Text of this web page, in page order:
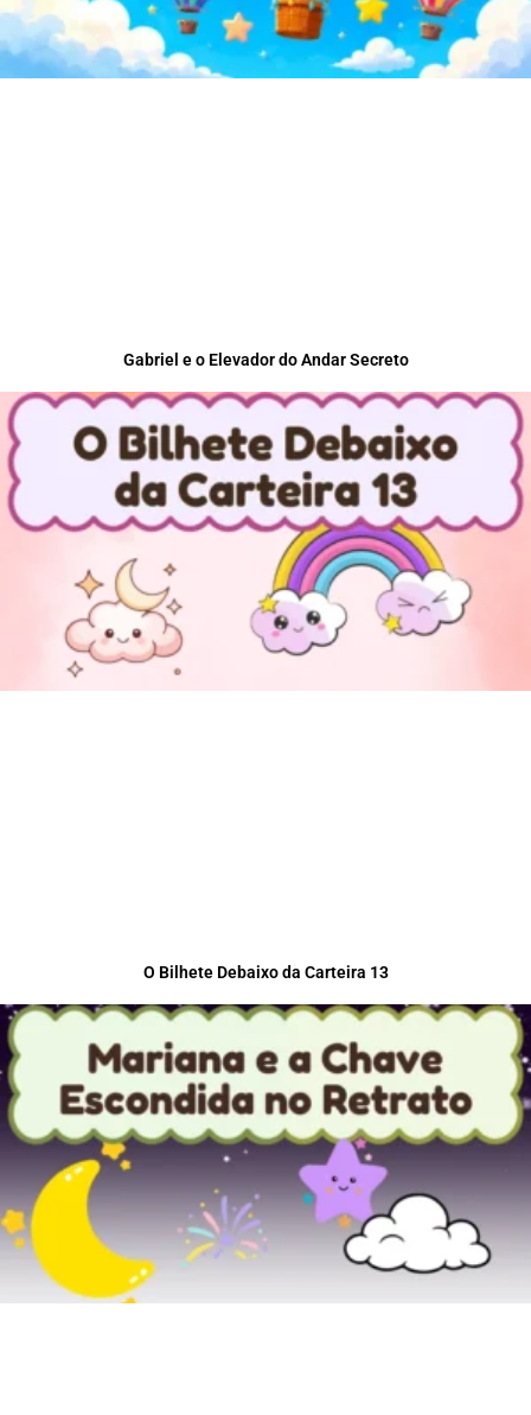
Gabriel e o Elevador do Andar Secreto
O Bilhete Debaixo da Carteira 13